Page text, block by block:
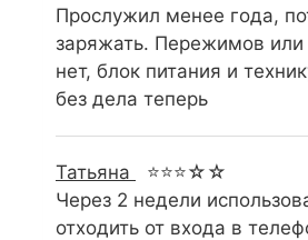
Прослужил менее года,
заряжать. Пережимов
нет, блок питания и
без дела теперь
Татьяна
⭐⭐⭐☆☆
Через 2 недели
отходить от входа в